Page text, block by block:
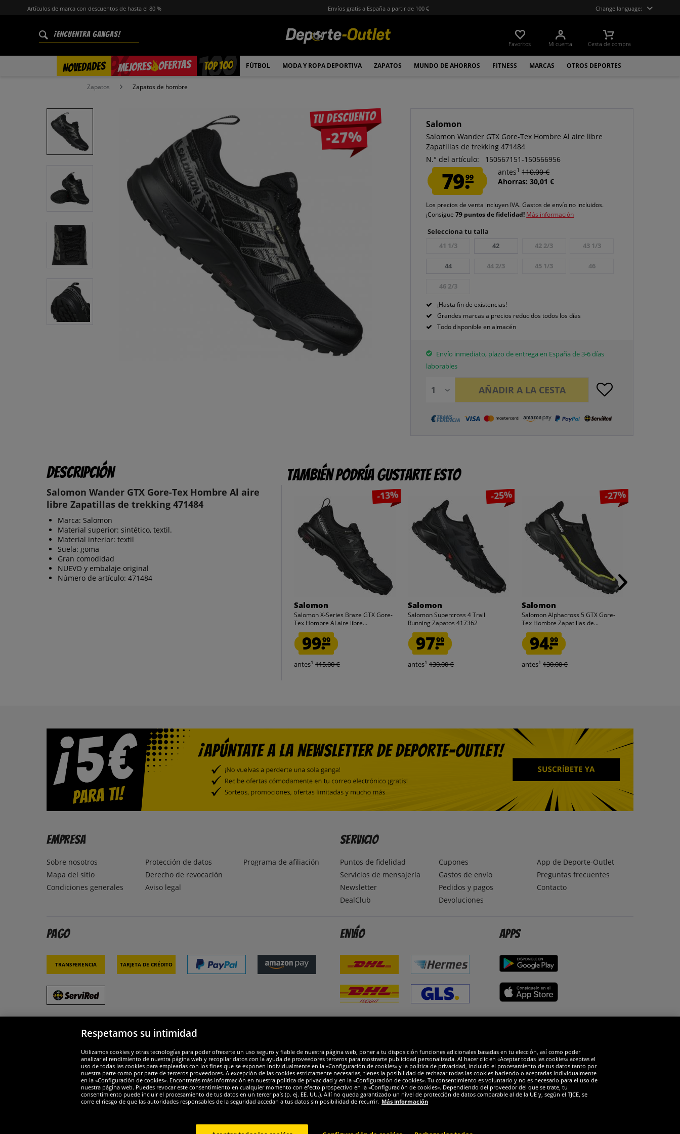
Artículos de marca con descuentos de hasta el 80 % Envíos gratis a España a partir de 100 € Change language:
Favoritos Mi cuenta Cesta de compra
NOVEDADES MEJORES OFERTAS
% TOP 100 FÚTBOL MODA Y ROPA DEPORTIVA ZAPATOS MUNDO DE AHORROS FITNESS MARCAS OTROS DEPORTES
Zapatos Zapatos de hombre
Tu descuento
-27%
Salomon
Salomon Wander GTX Gore-Tex Hombre Al aire libre
Zapatillas de trekking 471484
N.° del artículo:
150567151-150566956
79.99
antes1 110,00 €
Ahorras: 30,01 €
Los precios de venta incluyen IVA.Gastos de envío no incluidos.
¡Consigue79 puntos de fidelidad! Más información
Selecciona tu talla
41 1/3
42 42 2/3 43 1/3
44 44 2/3 45 1/3 46
46 2/3
¡Hasta fin de existencias!
Grandes marcas a precios reducidos todos los días
Todo disponible en almacén
Envío inmediato, plazo de entrega en España de 3-6 días
laborables
AÑADIR A LA CESTA
Descripción
Salomon Wander GTX Gore-Tex Hombre Al aire
libre Zapatillas de trekking 471484
Marca: Salomon
Material superior: sintético, textil.
Material interior: textil
Suela: goma
Gran comodidad
NUEVO y embalaje original
Número de artículo: 471484
También podría gustarte esto
-13%
Salomon
Salomon X-Series Braze GTX Gore-
Tex Hombre Al aire libre...
99.99
antes1 115,00 €
-25%
Salomon
Salomon Supercross 4 Trail
Running Zapatos 417362
97.99
antes1 130,00 €
-27%
Salomon
Salomon Alphacross 5 GTX Gore-
Tex Hombre Zapatillas de...
94.99
antes1 130,00 €
Empresa
Sobre nosotros
Mapa del sitio
Condiciones generales
Protección de datos
Derecho de revocación
Aviso legal
Programa de afiliación
Servicio
Puntos de fidelidad
Servicios de mensajería
Newsletter
DealClub
Cupones
Gastos de envío
Pedidos y pagos
Devoluciones
App de Deporte-Outlet
Preguntas frecuentes
Contacto
Pago
Transferencia Tarjeta de crédito
Envío Apps
Widerruf
Respetamos su intimidad
Utilizamos cookies y otras tecnologías para poder ofrecerte un uso seguro y fiable de nuestra página web, poner a tu disposición funciones adicionales basadas en tu elección, así como poder
analizar el rendimiento de nuestra página web y recopilar datos con la ayuda de proveedores terceros para mostrarte publicidad personalizada. Al hacer clic en «Aceptar todas las cookies» aceptas el
uso de todas las cookies para emplearlas con los fines que se exponen individualmente en la «Configuración de cookies» y la política de privacidad, incluido el procesamiento de tus datos tanto por
nuestra parte como por parte de terceros proveedores. A excepción de las cookies estrictamente necesarias, tienes la posibilidad de rechazar todas las cookies haciendo o aceptarlas individualmente
en la «Configuración de cookies». Encontrarás más información en nuestra política de privacidad y en la «Configuración de cookies». Tu consentimiento es voluntario y no es necesario para el uso de
nuestra página web. Puedes revocar este consentimiento en cualquier momento con efecto prospectivo en la «Configuración de cookies». Dependiendo del proveedor del que se trate, tu
consentimiento puede incluir el procesamiento de tus datos en un tercer país (p. ej. EE. UU.). Allí no queda garantizado un nivel de protección de datos comparable al de la UE y, según el TJCE, se
corre el riesgo de que las autoridades responsables de la seguridad accedan a tus datos sin posibilidad de recurrir. Más información